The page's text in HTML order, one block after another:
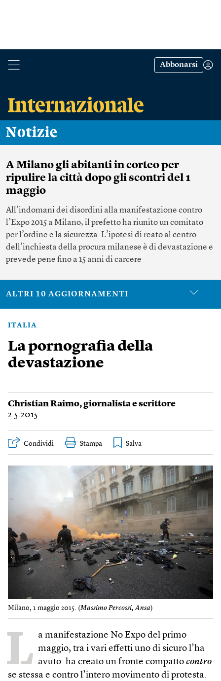
Abbonarsi
Notizie
A Milano gli abitanti in corteo per
ripulire la città dopo gli scontri del 1
maggio
All’indomani dei disordini alla manifestazione contro
l’Expo 2015 a Milano, il prefetto ha riunito un comitato
per l’ordine e la sicurezza. L’ipotesi di reato al centro
dell’inchiesta della procura milanese è di devastazione e
prevede pene fino a 15 anni di carcere
ALTRI 10 AGGIORNAMENTI
ITALIA
La pornografia della
devastazione
Christian Raimo, giornalista e scrittore
2.5.2015
Condividi Stampa
Milano, 1 maggio 2015. (Massimo Percossi, Ansa)
L a manifestazione No Expo del primo
maggio, tra i vari effetti uno di sicuro l’ha
avuto: ha creato un fronte compatto contro
se stessa e contro l’intero movimento di protesta.